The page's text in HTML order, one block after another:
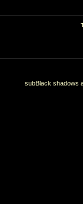
subBlack shadows